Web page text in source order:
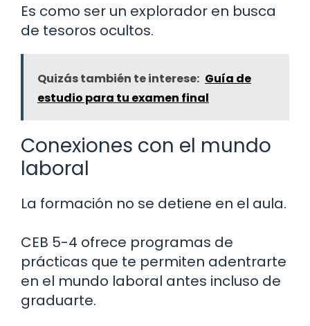
Es como ser un explorador en busca
de tesoros ocultos.
Quizás también te interese: Guía de
estudio para tu examen final
Conexiones con el mundo
laboral
La formación no se detiene en el aula.
CEB 5-4 ofrece programas de
prácticas que te permiten adentrarte
en el mundo laboral antes incluso de
graduarte.